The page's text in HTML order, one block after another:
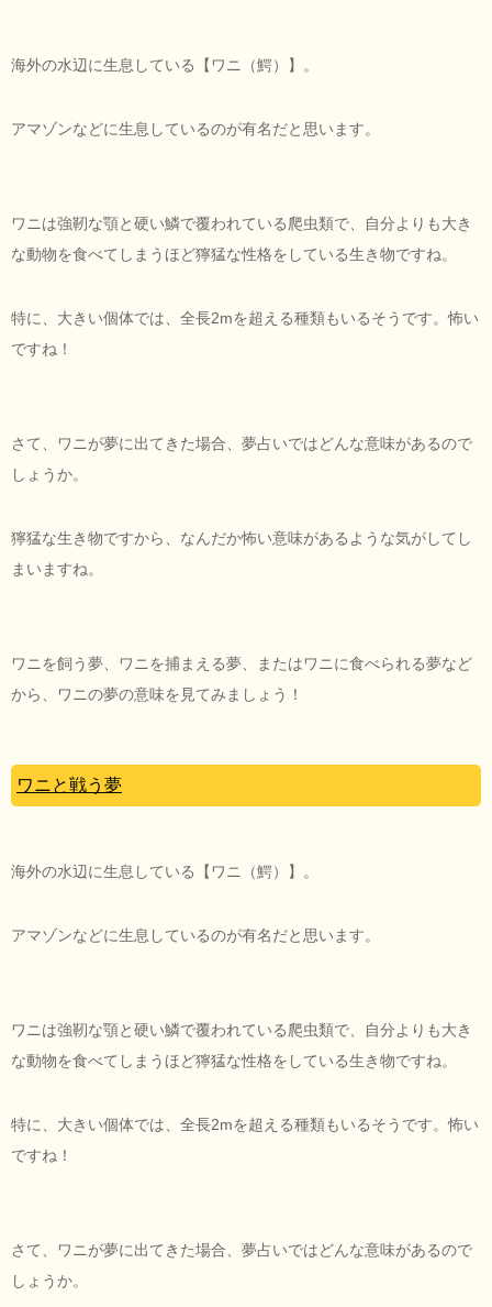
海外の水辺に生息している【ワニ（鰐）】。
アマゾンなどに生息しているのが有名だと思います。
ワニは強靭な顎と硬い鱗で覆われている爬虫類で、自分よりも大き
な動物を食べてしまうほど獰猛な性格をしている生き物ですね。
特に、大きい個体では、全長2mを超える種類もいるそうです。怖い
ですね！
さて、ワニが夢に出てきた場合、夢占いではどんな意味があるので
しょうか。
獰猛な生き物ですから、なんだか怖い意味があるような気がしてし
まいますね。
ワニを飼う夢、ワニを捕まえる夢、またはワニに食べられる夢など
から、ワニの夢の意味を見てみましょう！
ワニと戦う夢
海外の水辺に生息している【ワニ（鰐）】。
アマゾンなどに生息しているのが有名だと思います。
ワニは強靭な顎と硬い鱗で覆われている爬虫類で、自分よりも大き
な動物を食べてしまうほど獰猛な性格をしている生き物ですね。
特に、大きい個体では、全長2mを超える種類もいるそうです。怖い
ですね！
さて、ワニが夢に出てきた場合、夢占いではどんな意味があるので
しょうか。